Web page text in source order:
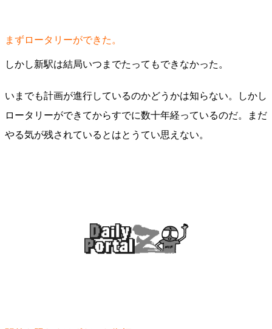
まずロータリーができた。
しかし新駅は結局いつまでたってもできなかった。
いまでも計画が進行しているのかどうかは知らない。しかし
ロータリーができてからすでに数十年経っているのだ。まだ
やる気が残されているとはとうてい思えない。